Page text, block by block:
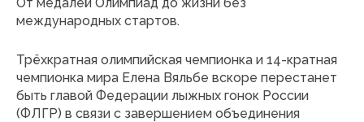
международных стартов.
Трёхкратная олимпийская чемпионка и 14-кратная
чемпионка мира Елена Вяльбе вскоре перестанет
быть главой Федерации лыжных гонок России
(ФЛГР) в связи с завершением объединения